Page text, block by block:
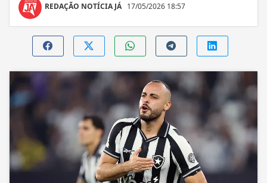
REDAÇÃO NOTÍCIA JÁ 17/05/2026 18:57